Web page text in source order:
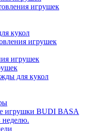
игрушек
кукол
игрушек
игрушек
для кукол
игрушки BUDI BASA
неделю.